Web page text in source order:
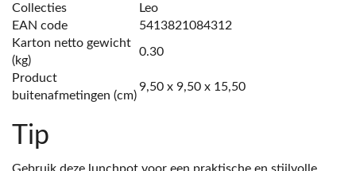
Collecties
Leo
EAN code
5413821084312
Karton netto gewicht
(kg)
0.30
Product
buitenafmetingen (cm)
9,50 x 9,50 x 15,50
Tip
Gebruik deze lunchpot voor een praktische en stijlvolle